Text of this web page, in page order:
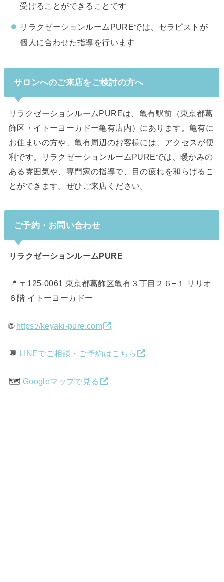
受けることができることです
リラクゼーションルームPUREでは、セラピストが
個人に合わせた指導を行います
サロンへのご来店をご検討の方へ
リラクゼーションルームPUREは、亀有駅前（東京都葛
飾区・イトーヨーカドー亀有店内）にあります。亀有に
お住まいの方や、亀有周辺のお客様には、アクセスが便
利です。リラクゼーションルームPUREでは、暖かみの
ある雰囲気や、専門家の指導で、目の疲れを和らげるこ
とができます。ぜひご来店ください。
ご予約・お問い合わせ
リラクゼーションルームPURE
📍 〒125-0061 東京都葛飾区亀有３丁目２６−１ リリオ
６階 イトーヨーカドー
🌐 https://keyaki-pure.com
💬 LINEでご相談・ご予約はこちら
🗺️ Googleマップで見る